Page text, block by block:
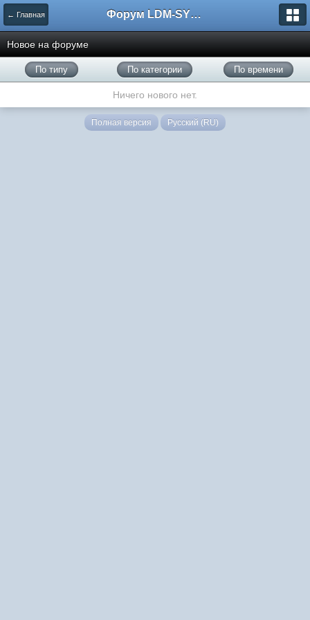
← Главная Форум LDM-SYSTEMS
Новое на форуме
По типу По категории По времени
Ничего нового нет.
Полная версия Русский (RU)